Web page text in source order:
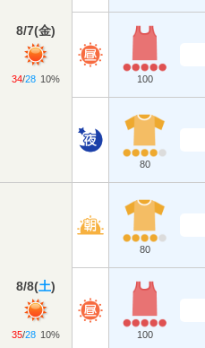
8/7(金)
34/28 10% 100
80
8/8(土)
35/28 10%
80
100